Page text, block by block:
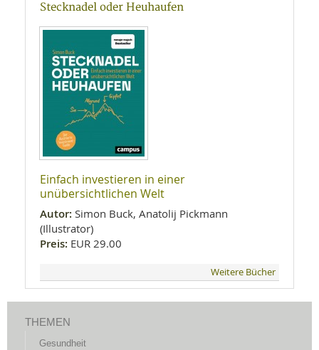
Stecknadel oder Heuhaufen
Einfach investieren in einer
unübersichtlichen Welt
Autor: Simon Buck, Anatolij Pickmann
(Illustrator)
Preis: EUR 29.00
Weitere Bücher
THEMEN
Gesundheit